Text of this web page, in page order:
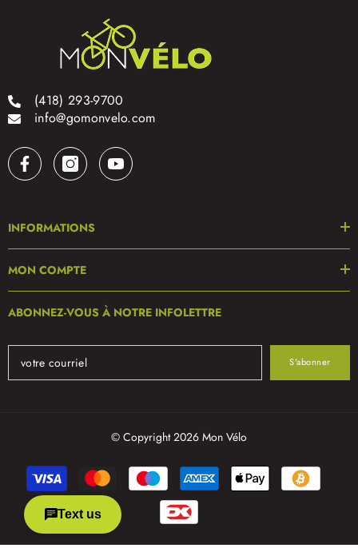
(418) 293-9700
info@gomonvelo.com
INFORMATIONS
MON COMPTE
ABONNEZ-VOUS À NOTRE INFOLETTRE
S'abonner
© Copyright 2026 Mon Vélo
Modes
de
paiement